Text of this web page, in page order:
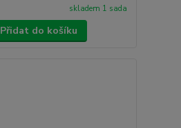
skladem 1 sada
Přidat do košíku